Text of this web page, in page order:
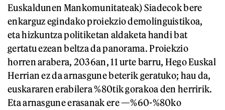
Euskaldunen Mankomunitateak) Siadecok bere
enkarguz egindako proiekzio demolinguistikoa,
eta hizkuntza politiketan aldaketa handi bat
gertatu ezean beltza da panorama. Proiekzio
horren arabera, 2036an, 11 urte barru, Hego Euskal
Herrian ez da arnasgune beterik geratuko; hau da,
euskararen erabilera %80tik gorakoa den herririk.
Eta arnasgune erasanak ere —%60-%80ko